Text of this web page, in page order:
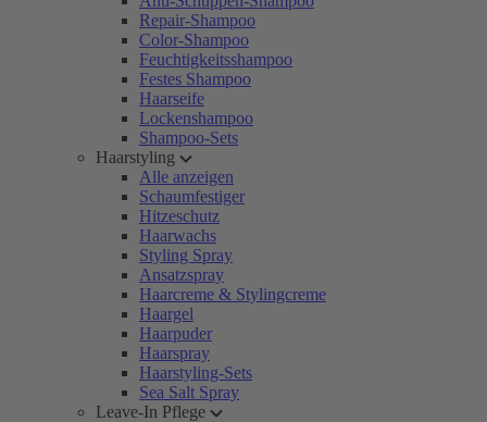
Repair-Shampoo
Color-Shampoo
Feuchtigkeitsshampoo
Festes Shampoo
Haarseife
Lockenshampoo
Shampoo-Sets
Haarstyling
Alle anzeigen
Schaumfestiger
Hitzeschutz
Haarwachs
Styling Spray
Ansatzspray
Haarcreme & Stylingcreme
Haargel
Haarpuder
Haarspray
Haarstyling-Sets
Sea Salt Spray
Leave-In Pflege